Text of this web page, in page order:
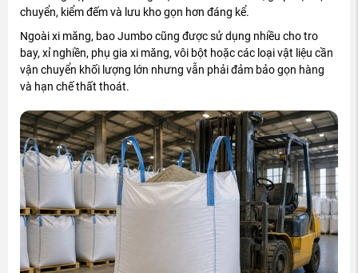
chuyển, kiểm đếm và lưu kho gọn hơn đáng kể.
Ngoài xi măng, bao Jumbo cũng được sử dụng nhiều cho tro
bay, xỉ nghiền, phụ gia xi măng, vôi bột hoặc các loại vật liệu cần
vận chuyển khối lượng lớn nhưng vẫn phải đảm bảo gọn hàng
và hạn chế thất thoát.